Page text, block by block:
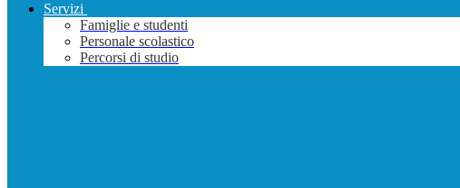
Servizi
Famiglie e studenti
Personale scolastico
Percorsi di studio